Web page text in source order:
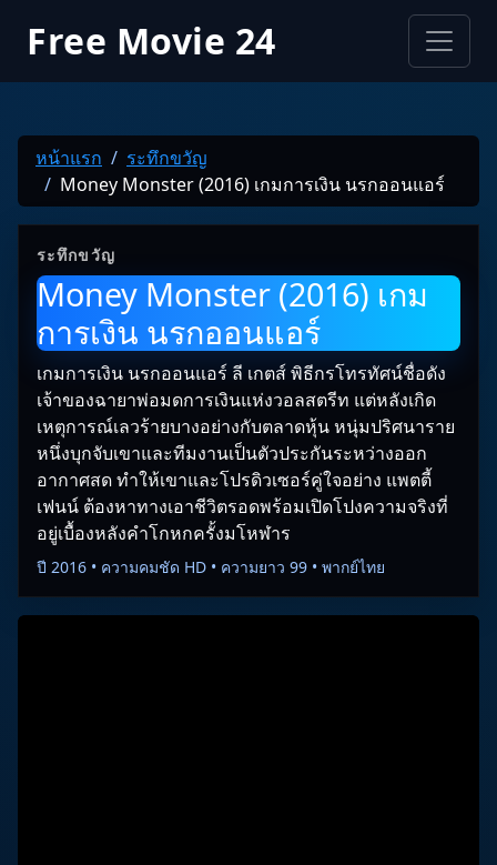
Free Movie 24
หน้าแรก
ระทึกขวัญ
Money Monster (2016) เกมการเงิน นรกออนแอร์
ระทึกขวัญ
Money Monster (2016) เกม
การเงิน นรกออนแอร์
เกมการเงิน นรกออนแอร์ ลี เกตส์ พิธีกรโทรทัศน์ชื่อดัง
เจ้าของฉายาพ่อมดการเงินแห่งวอลสตรีท แต่หลังเกิด
เหตุการณ์เลวร้ายบางอย่างกับตลาดหุ้น หนุ่มปริศนาราย
หนึ่งบุกจับเขาและทีมงานเป็นตัวประกันระหว่างออก
อากาศสด ทำให้เขาและโปรดิวเซอร์คู่ใจอย่าง แพตตี้
เฟนน์ ต้องหาทางเอาชีวิตรอดพร้อมเปิดโปงความจริงที่
อยู่เบื้องหลังคำโกหกครั้งมโหฬาร
ปี 2016 • ความคมชัด HD • ความยาว 99 • พากย์ไทย